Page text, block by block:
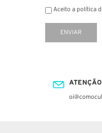
Aceito a política
ENVIAR